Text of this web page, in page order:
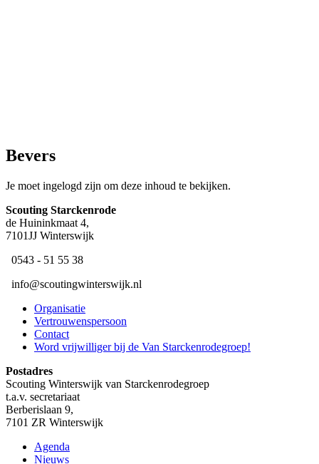
Bevers
Je moet ingelogd zijn om deze inhoud te bekijken.
Scouting ​Starckenrode
de Huininkmaat 4,
7101JJ Winterswijk
​ 0543 - 51 55 38
​ ​info@scoutingwinterswijk.nl
Organisatie
Vertrouwenspersoon
Contact
Word vrijwilliger bij de Van Starckenrodegroep!
Postadres
Scouting Winterswijk van Starckenrodegroep
t.a.v. secretariaat
Berberislaan 9,
7101 ZR Winterswijk
Agenda
Nieuws